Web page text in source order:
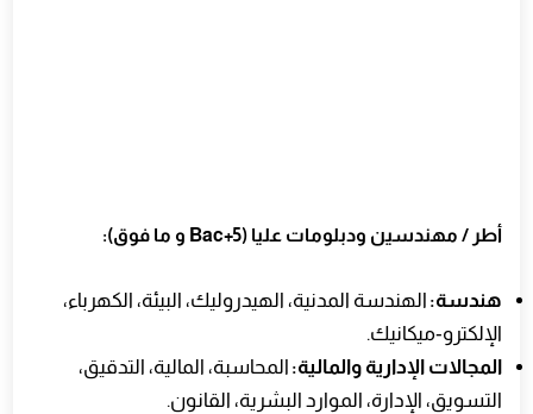
أطر / مهندسين ودبلومات عليا (Bac+5 و ما فوق):
هندسة: الهندسة المدنية، الهيدروليك، البيئة، الكهرباء،
الإلكترو‑ميكانيك.
المجالات الإدارية والمالية: المحاسبة، المالية، التدقيق،
التسويق، الإدارة، الموارد البشرية، القانون.